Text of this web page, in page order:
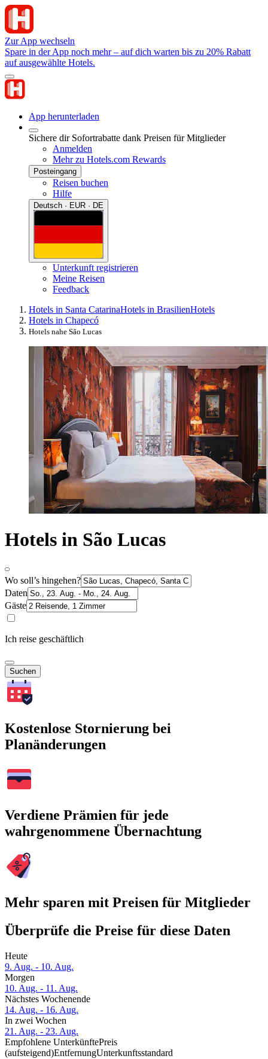
Zur App wechseln
Spare in der App noch mehr – auf dich warten bis zu 20% Rabatt
auf ausgewählte Hotels.
App herunterladen
Sichere dir Sofortrabatte dank Preisen für Mitglieder
Anmelden
Mehr zu Hotels.com Rewards
Posteingang
Reisen buchen
Hilfe
Deutsch · EUR · DE
Unterkunft registrieren
Meine Reisen
Feedback
Hotels in Santa CatarinaHotels in BrasilienHotels
Hotels in Chapecó
Hotels nahe São Lucas
Hotels in São Lucas
Wo soll’s hingehen?
Daten
Gäste
Ich reise geschäftlich
Suchen
Kostenlose Stornierung bei
Planänderungen
Verdiene Prämien für jede
wahrgenommene Übernachtung
Mehr sparen mit Preisen für Mitglieder
Überprüfe die Preise für diese Daten
Heute
9. Aug. - 10. Aug.
Morgen
10. Aug. - 11. Aug.
Nächstes Wochenende
14. Aug. - 16. Aug.
In zwei Wochen
21. Aug. - 23. Aug.
Empfohlene UnterkünftePreis
(aufsteigend)EntfernungUnterkunftsstandard